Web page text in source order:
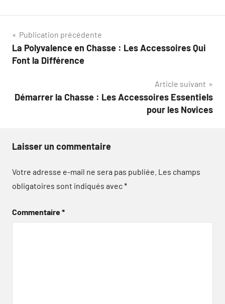
Navigation
de
Publication précédente
La Polyvalence en Chasse : Les Accessoires Qui
Font la Différence
Article suivant
Démarrer la Chasse : Les Accessoires Essentiels
pour les Novices
Laisser un commentaire
Votre adresse e-mail ne sera pas publiée. Les champs
obligatoires sont indiqués avec*
Commentaire*